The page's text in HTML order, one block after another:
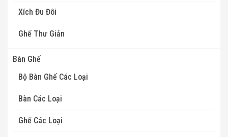
Xích Đu Đôi
Ghế Thư Giản
Bàn Ghế
Bộ Bàn Ghế Các Loại
Bàn Các Loại
Ghế Các Loại